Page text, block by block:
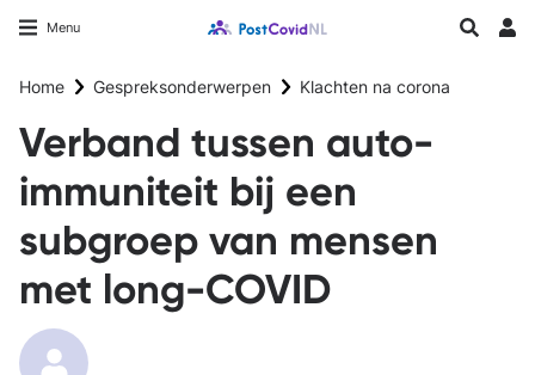
gaan
Menu Longfonds homepageZoeken
Home Gespreksonderwerpen Klachten na corona
Verband tussen auto-
immuniteit bij een
subgroep van mensen
met long-COVID